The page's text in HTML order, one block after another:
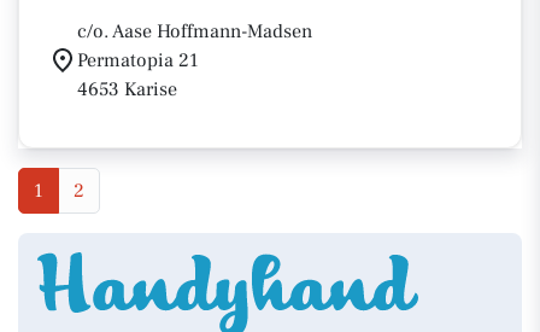
c/o. Aase Hoffmann-Madsen
Permatopia 21
4653 Karise
1 2